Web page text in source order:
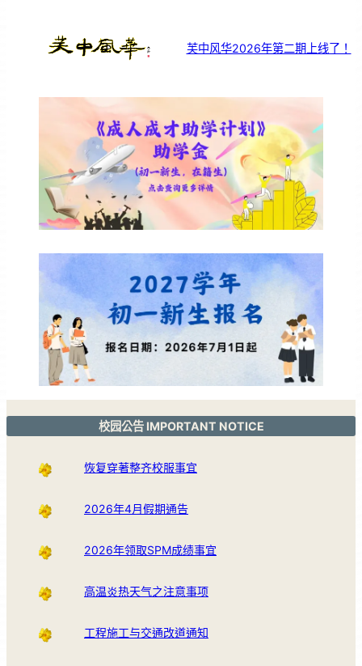
芙中风华2026年第二期上线了！
校园公告 IMPORTANT NOTICE
恢复穿著整齐校服事宜
2026年4月假期通告
2026年领取SPM成绩事宜
高温炎热天气之注意事项
工程施工与交通改道通知